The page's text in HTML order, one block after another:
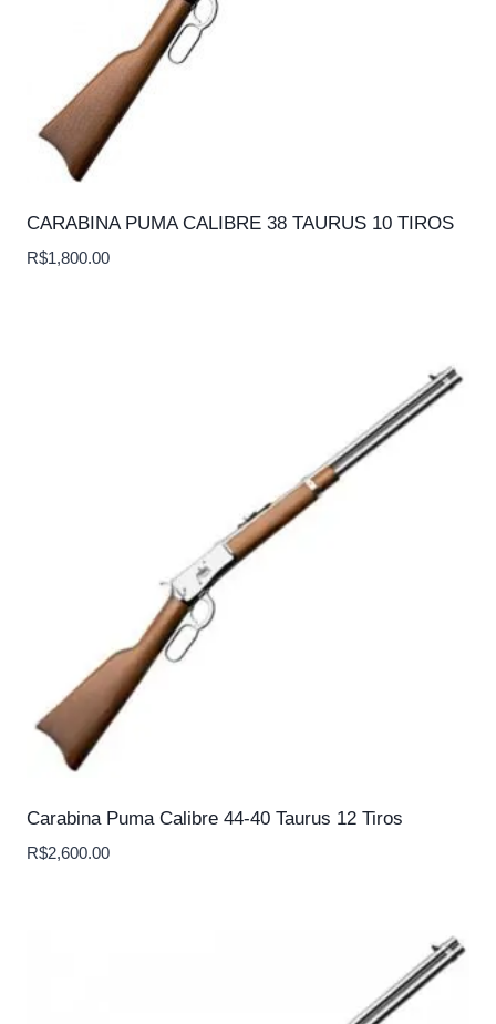
CARABINA PUMA CALIBRE 38 TAURUS 10 TIROS
R$1,800.00
Carabina Puma Calibre 44-40 Taurus 12 Tiros
R$2,600.00